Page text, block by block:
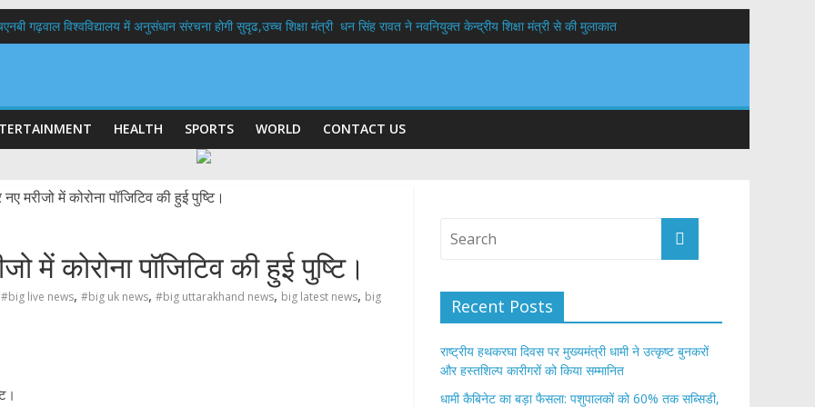
गढ़वाल विश्वविद्यालय में अनुसंधान संरचना होगी सुदृढ,उच्च शिक्षा मंत्री धन सिंह रावत ने नवनियुक्त केन्द्रीय शिक्षा मंत्री से की मुलाकात
दिवस पर मुख्यमंत्री धामी ने उत्कृष्ट बुनकरों और हस्तशिल्प कारीगरों को किया सम्मानित
रहें अधिकारी-मुख्य सचिव मानसून-एसईओसी से मुख्य सचिव ने की विस्तृत समीक्षा कहा-बंद सड़कों को शीघ्र खोला जाए, लोगों को न हो दिक्कत
HEALTH SPORTS WORLD CONTACT US
कोरोना पॉजिटिव की हुई पुष्टि।
#big live news, #big uk news, #big uttarakhand news, big latest news, big
Recent Posts
राष्ट्रीय हथकरघा दिवस पर मुख्यमंत्री धामी ने उत्कृष्ट बुनकरों
और हस्तशिल्प कारीगरों को किया सम्मानित
​धामी कैबिनेट का बड़ा फैसला: पशुपालकों को 60% तक सब्सिडी,